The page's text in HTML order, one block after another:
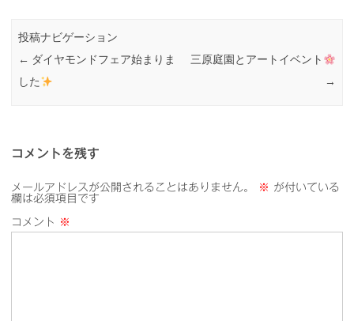
投稿ナビゲーション
← ダイヤモンドフェア始まりま
した
三原庭園とアートイベント
→
コメントを残す
メールアドレスが公開されることはありません。 ※ が付いている
欄は必須項目です
コメント ※